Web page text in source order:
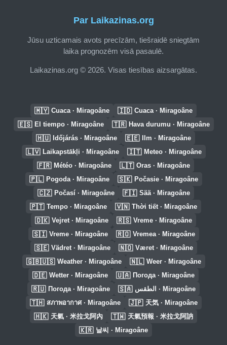
Par Laikazinas.org
Jūsu uzticamais avots precīzām, tiešraidē sniegtām
laika prognozēm visā pasaulē.
Laikazinas.org © 2026. Visas tiesības aizsargātas.
🇲🇾 Cuaca · Miragoâne 🇮🇩 Cuaca · Miragoâne
🇪🇸 El tiempo · Miragoâne 🇹🇷 Hava durumu · Miragoâne
🇭🇺 Időjárás · Miragoâne 🇪🇪 Ilm · Miragoâne
🇱🇻 Laikapstākļi · Miragoâne 🇮🇹 Meteo · Miragoâne
🇫🇷 Météo · Miragoâne 🇱🇹 Oras · Miragoâne
🇵🇱 Pogoda · Miragoâne 🇸🇰 Počasie · Miragoâne
🇨🇿 Počasí · Miragoâne 🇫🇮 Sää · Miragoâne
🇵🇹 Tempo · Miragoâne 🇻🇳 Thời tiết · Miragoâne
🇩🇰 Vejret · Miragoâne 🇷🇸 Vreme · Miragoâne
🇸🇮 Vreme · Miragoâne 🇷🇴 Vremea · Miragoâne
🇸🇪 Vädret · Miragoâne 🇳🇴 Været · Miragoâne
🇬🇧🇺🇸 Weather · Miragoâne 🇳🇱 Weer · Miragoâne
🇩🇪 Wetter · Miragoâne 🇺🇦 Погода · Miragoâne
🇷🇺 Погода · Miragoâne 🇸🇦 الطقس · Miragoâne
🇹🇭 สภาพอากาศ · Miragoâne 🇯🇵 天気 · Miragoâne
🇭🇰 天氣 · 米拉戈阿內 🇹🇼 天氣預報 · 米拉戈阿訥
🇰🇷 날씨 · Miragoâne